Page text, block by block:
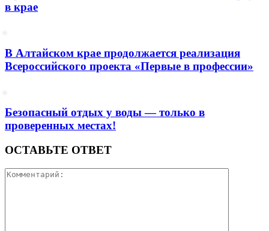
в крае
В Алтайском крае продолжается реализация
Всероссийского проекта «Первые в профессии»
Безопасный отдых у воды — только в
проверенных местах!
ОСТАВЬТЕ ОТВЕТ